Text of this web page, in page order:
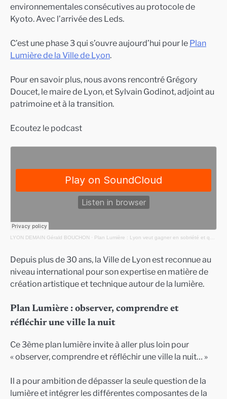
environnementales consécutives au protocole de
Kyoto. Avec l’arrivée des Leds.
C’est une phase 3 qui s’ouvre aujourd’hui pour le Plan
Lumière de la Ville de Lyon.
Pour en savoir plus, nous avons rencontré Grégory
Doucet, le maire de Lyon, et Sylvain Godinot, adjoint au
patrimoine et à la transition.
Ecoutez le podcast
LYON DEMAIN Gérald BOUCHON · Plan Lumière : Lyon veut gagner en sobriété et qualité
Depuis plus de 30 ans, la Ville de Lyon est reconnue au
niveau international pour son expertise en matière de
création artistique et technique autour de la lumière.
Plan Lumière : observer, comprendre et
réfléchir une ville la nuit
Ce 3ème plan lumière invite à aller plus loin pour
« observer, comprendre et réfléchir une ville la nuit… »
Il a pour ambition de dépasser la seule question de la
lumière et intégrer les différentes composantes de la